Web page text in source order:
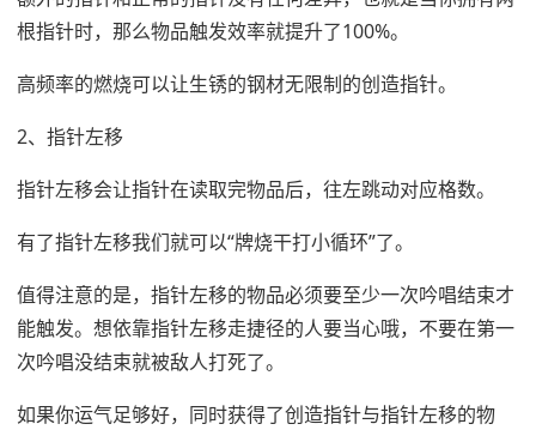
根指针时，那么物品触发效率就提升了100%。
高频率的燃烧可以让生锈的钢材无限制的创造指针。
2、指针左移
指针左移会让指针在读取完物品后，往左跳动对应格数。
有了指针左移我们就可以“牌烧干打小循环”了。
值得注意的是，指针左移的物品必须要至少一次吟唱结束才
能触发。想依靠指针左移走捷径的人要当心哦，不要在第一
次吟唱没结束就被敌人打死了。
如果你运气足够好，同时获得了创造指针与指针左移的物